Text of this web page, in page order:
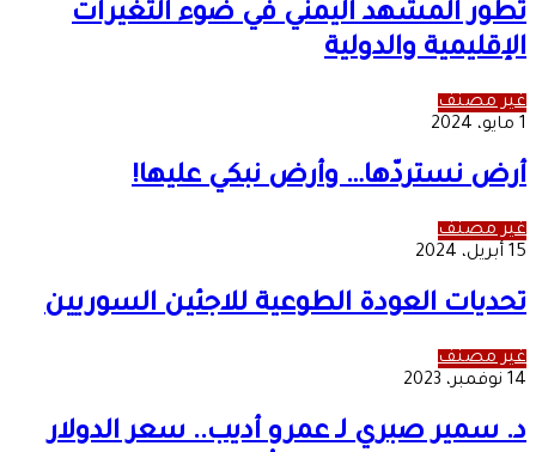
تطور المشهد اليمني في ضوء التغيرات
الإقليمية والدولية
غير مصنف
1 مايو، 2024
أرض نستردّها… وأرض نبكي عليها!
غير مصنف
15 أبريل، 2024
تحديات العودة الطوعية للاجئين السوريين
غير مصنف
14 نوفمبر، 2023
د. سمير صبري لـ عمرو أديب.. سعر الدولار